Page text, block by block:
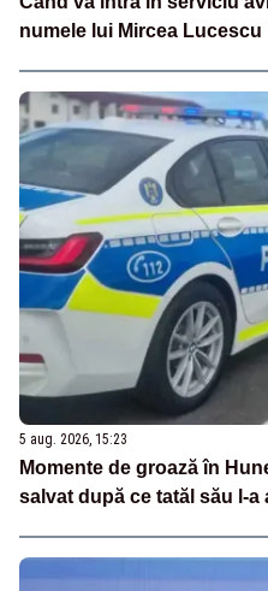
numele lui Mircea Lucescu
5 aug. 2026, 15:23
Momente de groază în
salvat după ce tatăl său l-